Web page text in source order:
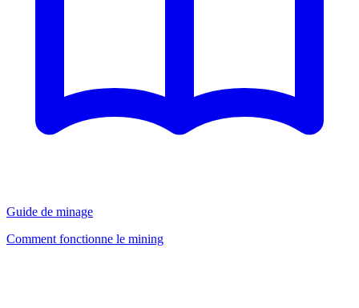
Guide de minage
Comment fonctionne le mining